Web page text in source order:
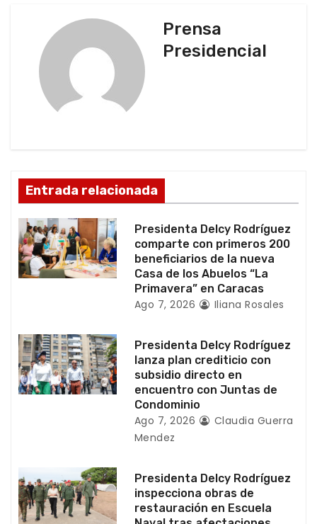
e
e
n
t
a
d
Prensa
Presidencial
Entrada relacionada
Presidenta Delcy Rodríguez
comparte con primeros 200
beneficiarios de la nueva
Casa de los Abuelos “La
Primavera” en Caracas
Ago 7, 2026 Iliana Rosales
Presidenta Delcy Rodríguez
lanza plan crediticio con
subsidio directo en
encuentro con Juntas de
Condominio
Ago 7, 2026
Claudia Guerra
Mendez
Presidenta Delcy Rodríguez
inspecciona obras de
restauración en Escuela